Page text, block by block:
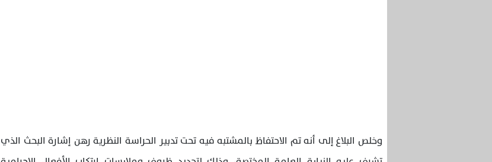
وخلص البلاغ إلى أنه تم الاحتفاظ بالمشتبه فيه تحت تدبير الحراسة النظرية رهن إشارة البحث الذي